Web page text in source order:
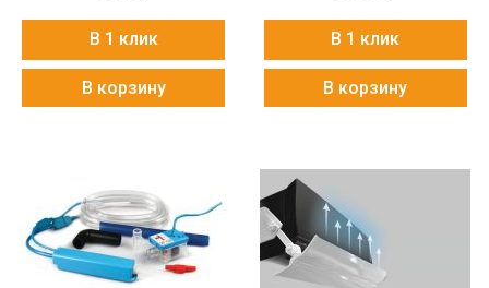
В 1 клик
В корзину
В 1 клик
В корзину